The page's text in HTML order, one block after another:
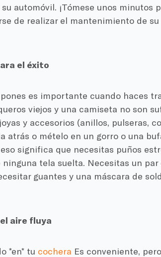
automóvil. ¡Tómese unos
de realizar el mantenimiento de
el éxito
es importante cuando haces
viejos y una camiseta no son
y accesorios (anillos, pulseras,
atrás o mételo en un gorro o una
significa que necesitas puños
ninguna tela suelta. Necesitas un
guantes y una máscara de
aire fluya
*en* tu cochera Es conveniente,